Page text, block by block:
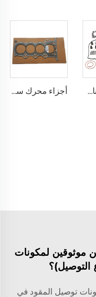
مجموعة بطانات إصلاح المحرك 2.5 YD25 10101-CK586 مجموعة بطانات كاملة لسيارة نيسان نافارا 2008-2016 أجزاء محرك سيارة 1NZ 2NZ طقم رأس الأسطوانة لسيارات تويوتا AURIS COROLLA PLATZ PORTE PREMIO PRIUS YARIS 1.3 1.5
موثوقين لمكونات
التوصيل)؟
توصيل المقود في